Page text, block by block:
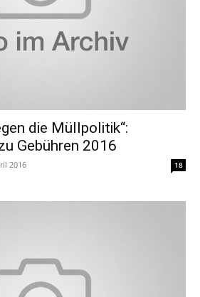
die Müllpolitik“:
Gebühren 2016
2016 18